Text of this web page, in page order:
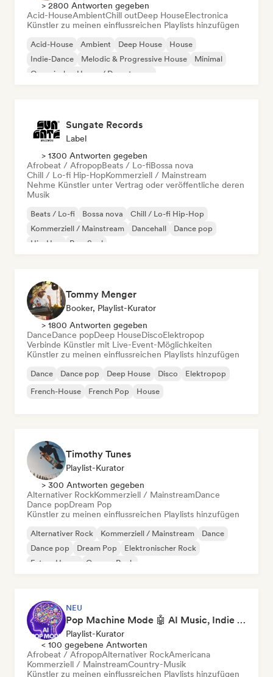
> 2800 Antworten gegeben
Acid-HouseAmbientChill outDeep HouseElectronica
Künstler zu meinen einflussreichen Playlists hinzufügen
Acid-House Ambient Deep House
House
Indie-Dance
Melodic & Progressive House
Minimal
Organischer House / Downtempo
Sungate Records
Label
> 1300 Antworten gegeben
Afrobeat / AfropopBeats / Lo-fiBossa nova
Chill / Lo-fi Hip-HopKommerziell / Mainstream
Nehme Künstler unter Vertrag oder veröffentliche deren
Musik
Beats / Lo-fi Bossa nova
Chill / Lo-fi Hip-Hop
Kommerziell / Mainstream
Dancehall
Dance pop
Hip-Hop
Pop-Soul
Tommy Menger
Booker, Playlist-Kurator
> 1800 Antworten gegeben
DanceDance popDeep HouseDiscoElektropop
Verbinde Künstler mit Live-Event-Möglichkeiten
Künstler zu meinen einflussreichen Playlists hinzufügen
Dance Dance pop Deep House Disco
Elektropop
French-House
French Pop House
Timothy Tunes
Playlist-Kurator
> 300 Antworten gegeben
Alternativer RockKommerziell / MainstreamDance
Dance popDream Pop
Künstler zu meinen einflussreichen Playlists hinzufügen
Alternativer Rock Kommerziell / Mainstream
Dance
Dance pop
Dream Pop
Elektronischer Rock
Future House
Garage-Rock
NEU
Pop Machine Mode 🤖 AI Music, Indie Pop & Dream Pop
Playlist-Kurator
< 100 gegebene Antworten
Afrobeat / AfropopAlternativer RockAmericana
Kommerziell / MainstreamCountry-Musik
Künstler zu meinen einflussreichen Playlists hinzufügen